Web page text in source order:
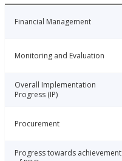
Financial Management
Monitoring and Evaluation
Overall Implementation
Progress (IP)
Procurement
Progress towards achievement